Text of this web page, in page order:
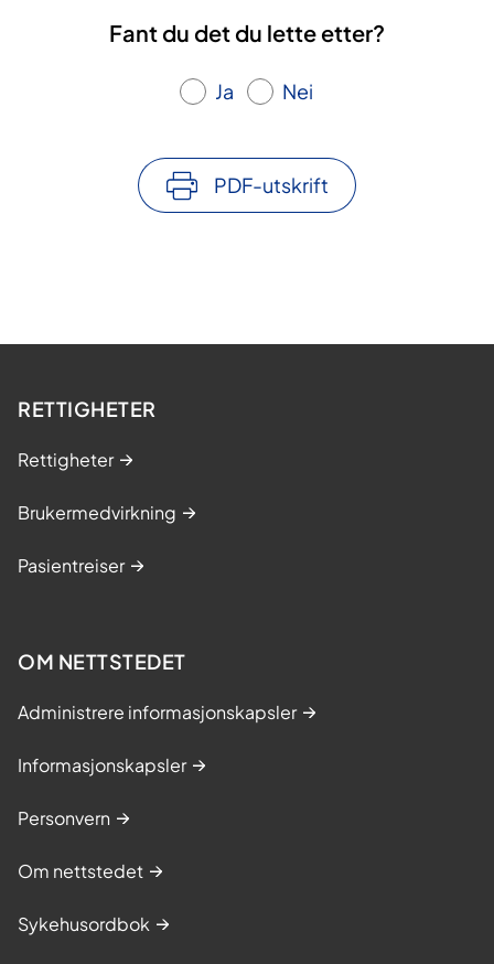
Fant du det du lette etter?
Ja Nei
PDF-utskrift
RETTIGHETER
Rettigheter
Brukermedvirkning
Pasientreiser
OM NETTSTEDET
Administrere informasjonskapsler
Informasjonskapsler
Personvern
Om nettstedet
Sykehusordbok